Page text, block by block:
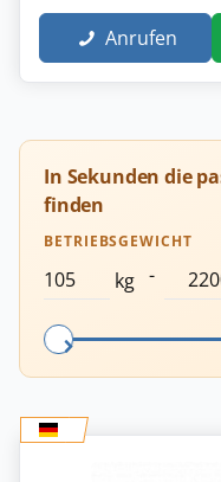
Anrufen
In Sekunden die
finden
BETRIEBSGEWICHT
kg -